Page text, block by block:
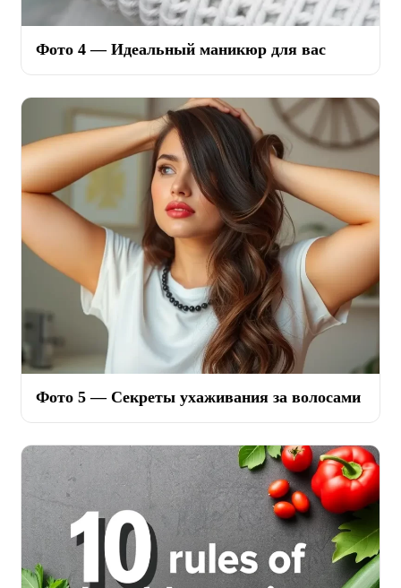
Фото 4 — Идеальный маникюр для вас
Фото 5 — Секреты ухаживания за волосами